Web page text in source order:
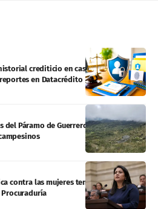
crediticio en casos de
en Datacrédito
del Páramo de Guerrero a un programa
contra las mujeres tendrán